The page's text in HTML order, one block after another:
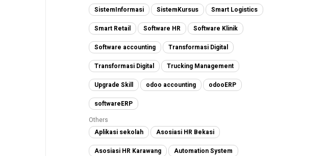
SistemInformasi SistemKursus Smart Logistics
Smart Retail Software HR Software Klinik
Software accounting Transformasi Digital
Transformasi Digital Trucking Management
Upgrade Skill odoo accounting odooERP
softwareERP
Others
Aplikasi sekolah
Asosiasi HR Bekasi
Asosiasi HR Karawang Automation System